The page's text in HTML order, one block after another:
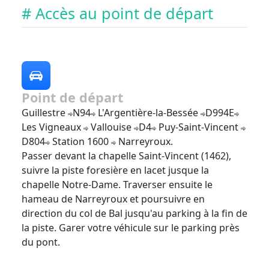
# Accès au point de départ
Point de départ
Guillestre N94 L'Argentière-la-Bessée D994E
Les Vigneaux
Vallouise D4 Puy-Saint-Vincent
D804 Station 1600
Narreyroux.
Passer devant la chapelle Saint-Vincent (1462),
suivre la piste foresière en lacet jusque la
chapelle Notre-Dame. Traverser ensuite le
hameau de Narreyroux et poursuivre en
direction du col de Bal jusqu'au parking à la fin de
la piste. Garer votre véhicule sur le parking près
du pont.